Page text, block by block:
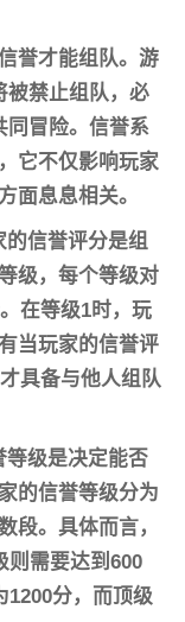
誉才能组队。游
被禁止组队，必
同冒险。信誉系
它不仅影响玩家
面息息相关。
信誉评分是组
级，每个等级对
在等级1时，玩
当玩家的信誉评
具备与他人组队
等级是决定能否
的信誉等级分为
段。具体而言，
则需要达到600
1200分，而顶级